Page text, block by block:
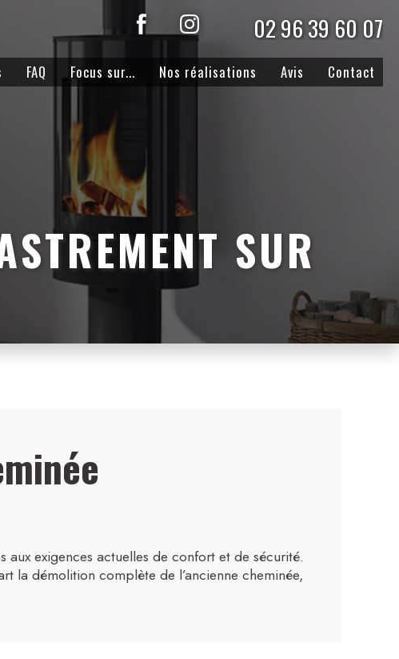
02 96 39 60 07
FAQ Focus sur... Nos réalisations Avis Contact
SUR
aux exigences actuelles de confort et de sécurité.
la démolition complète de l’ancienne cheminée,